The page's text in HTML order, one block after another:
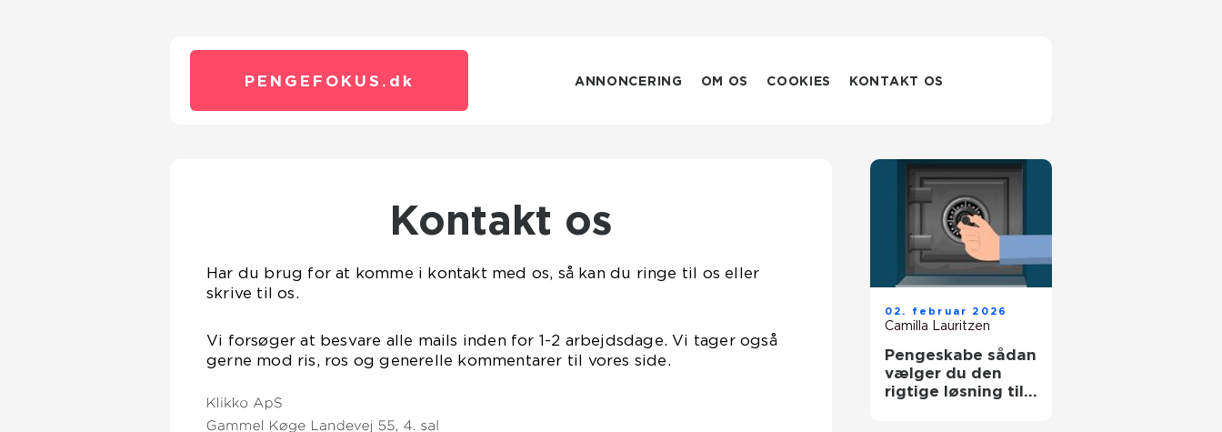
PENGEFOKUS. dk ANNONCERING OM OS COOKIES KONTAKT OS
Kontakt os
Har du brug for at komme i kontakt med os, så kan du ringe til os eller
skrive til os.
Vi forsøger at besvare alle mails inden for 1-2 arbejdsdage. Vi tager også
gerne mod ris, ros og generelle kommentarer til vores side.
02. februar 2026
Camilla Lauritzen
Pengeskabe sådan
vælger du den
rigtige løsning til